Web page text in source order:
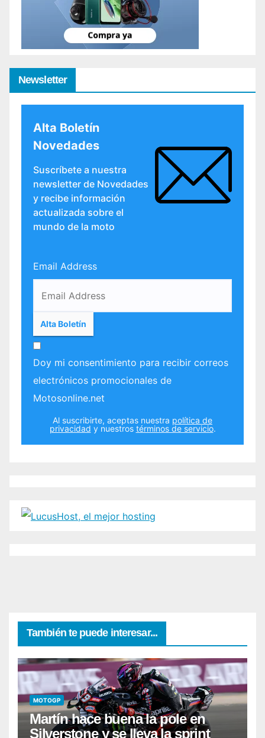
Newsletter
Alta Boletín
Novedades
Suscríbete a nuestra
newsletter de Novedades
y recibe información
actualizada sobre el
mundo de la moto
Email Address
Doy mi consentimiento para recibir correos
electrónicos promocionales de
Motosonline.net
Al suscribirte, aceptas nuestra política de
privacidad y nuestros términos de servicio.
También te puede interesar...
MOTOGP
Martín hace buena la pole en
Silverstone y se lleva la sprint